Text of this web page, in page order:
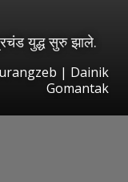
युद्ध सुरु झाले.
| Dainik
Gomantak